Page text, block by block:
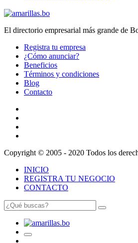
El directorio empresarial más grande de
Registra tu empresa
¿Cómo anunciar?
Beneficios
Términos y condiciones
Blog
Contacto
Copyright © 2005 - 2020 Todos los
INICIO
REGISTRA TU NEGOCIO
CONTACTO